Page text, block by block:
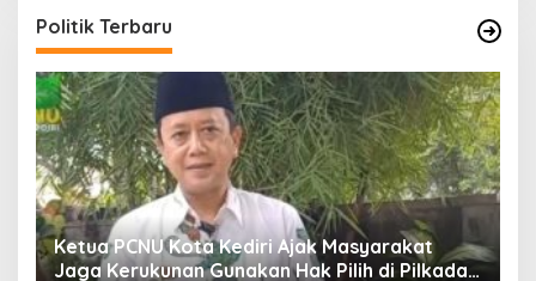
Politik Terbaru
Ketua PCNU Kota Kediri Ajak Masyarakat
Jaga Kerukunan Gunakan Hak Pilih di Pilkada